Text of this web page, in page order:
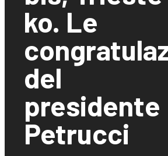
ko. Le
del
presidente
Petrucci